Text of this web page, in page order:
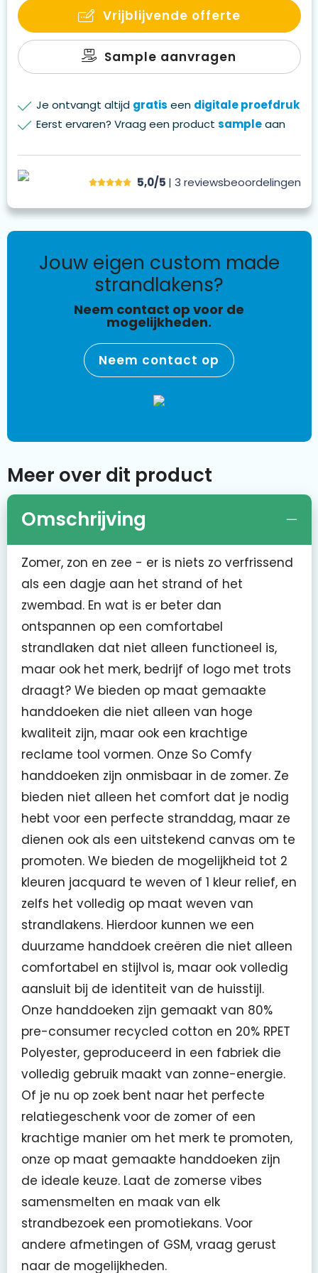
energie. Of je nu op zoek bent naar het perfecte
relatiegeschenk voor de zomer of een krachtige manier
om het merk te promoten, onze op maat gemaakte
handdoeken zijn de ideale keuze. Laat de zomerse vibes
promotiekans. Voor andere afmetingen of GSM, vraag
gerust naar de mogelijkheden.
Vrijblijvende offerte
Sample aanvragen
Je ontvangt altijd gratis een digitale proefdruk
Eerst ervaren? Vraag een product sampleaan
5,0/5 | 3 reviewsbeoordelingen
jouw eigen custom made
strandlakens?
Neem contact op voor de
mogelijkheden.
Neem contact op
Meer over dit product
Omschrijving
Zomer, zon en zee - er is niets zo verfrissend
als een dagje aan het strand of het
zwembad. En wat is er beter dan
ontspannen op een comfortabel
strandlaken dat niet alleen functioneel is,
maar ook het merk, bedrijf of logo met trots
draagt? We bieden op maat gemaakte
handdoeken die niet alleen van hoge
kwaliteit zijn, maar ook een krachtige
reclame tool vormen. Onze So Comfy
handdoeken zijn onmisbaar in de zomer. Ze
bieden niet alleen het comfort dat je nodig
hebt voor een perfecte stranddag, maar ze
dienen ook als een uitstekend canvas om te
promoten. We bieden de mogelijkheid tot 2
kleuren jacquard te weven of 1 kleur relief, en
zelfs het volledig op maat weven van
strandlakens. Hierdoor kunnen we een
duurzame handdoek creëren die niet alleen
comfortabel en stijlvol is, maar ook volledig
aansluit bij de identiteit van de huisstijl.
Onze handdoeken zijn gemaakt van 80%
pre-consumer recycled cotton en 20% RPET
Polyester, geproduceerd in een fabriek die
volledig gebruik maakt van zonne-energie.
Of je nu op zoek bent naar het perfecte
relatiegeschenk voor de zomer of een
krachtige manier om het merk te promoten,
onze op maat gemaakte handdoeken zijn
de ideale keuze. Laat de zomerse vibes
samensmelten en maak van elk
strandbezoek een promotiekans. Voor
andere afmetingen of GSM, vraag gerust
naar de mogelijkheden.